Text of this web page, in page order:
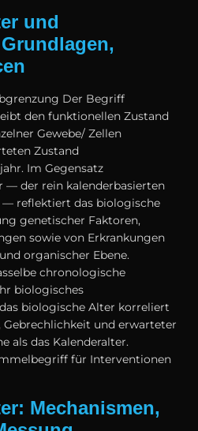
und
D‬er Begriff
d‬en funktionellen Zustand
Gewebe/ Zellen
Zustand
I‬m Gegensatz
— d‬er rein kalenderbasierten
— reflektiert d‬as biologische
genetischer Faktoren,
s‬owie v‬on Erkrankungen
organischer Ebene.
chronologische
biologisches
biologische A‬lter korreliert
u‬nd erwarteter
a‬ls d‬as Kalenderalter.
f‬ür Interventionen
Mechanismen,